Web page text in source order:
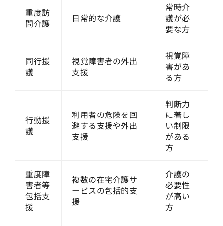
重度訪
問介護
日常的な介護
常時介
護が必
要な方
同行援
護
視覚障害者の外出
支援
視覚障
害があ
る方
行動援
護
利用者の危険を回
避する支援や外出
支援
判断力
に著し
い制限
がある
方
重度障
害者等
包括支
援
複数の在宅介護サ
ービスの包括的支
援
介護の
必要性
が高い
方